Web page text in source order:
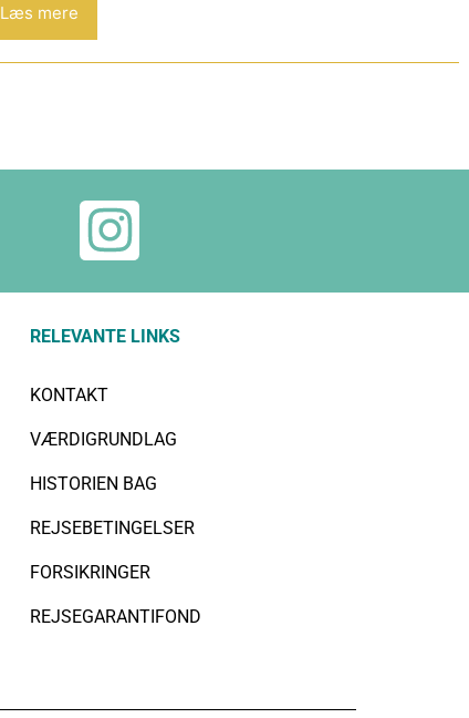
Læs mere
RELEVANTE LINKS
KONTAKT
VÆRDIGRUNDLAG
HISTORIEN BAG
REJSEBETINGELSER
FORSIKRINGER
REJSEGARANTIFOND